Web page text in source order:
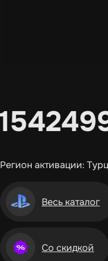
Регион активации:
Весь каталог
Со скидкой